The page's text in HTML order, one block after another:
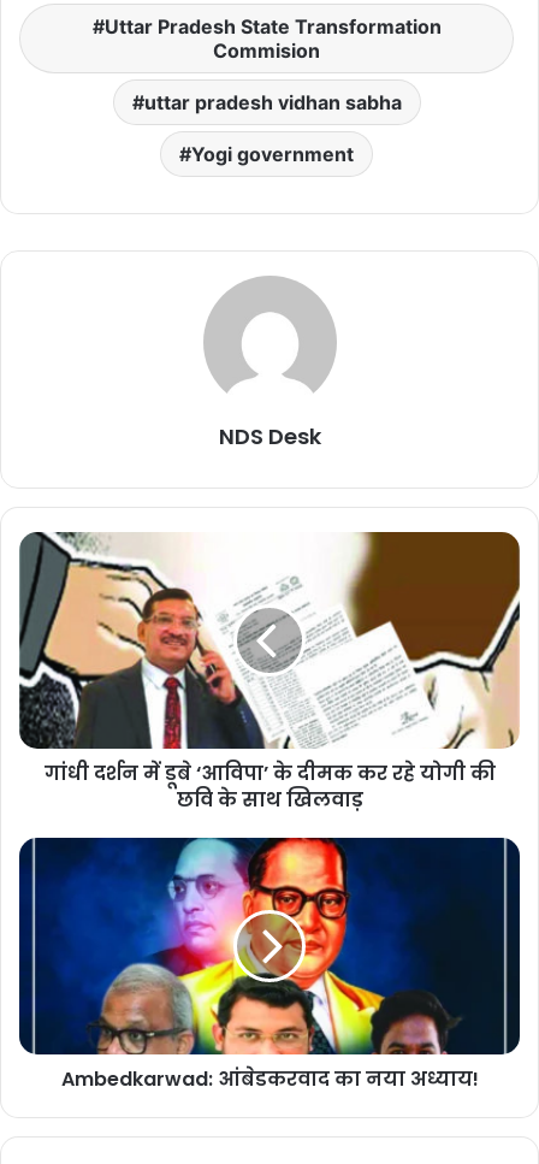
Uttar Pradesh State Transformation
Commision
uttar pradesh vidhan sabha
Yogi government
NDS Desk
गांधी दर्शन में डूबे ‘आविपा’ के दीमक कर रहे योगी की
छवि के साथ खिलवाड़
Ambedkarwad: आंबेडकरवाद का नया अध्याय!